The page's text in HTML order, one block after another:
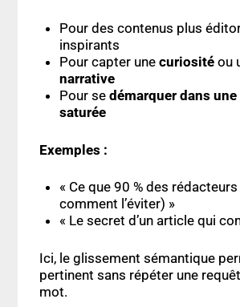
Pour des contenus plus
inspirants
Pour capter une curiositéou
narrative
Pour se démarquer dans une
saturée
Exemples :
« Ce que 90 % des
comment l’éviter) »
« Le secret d’un article qui
Ici, le glissement sémantique
pertinent sans répéter une
mot.